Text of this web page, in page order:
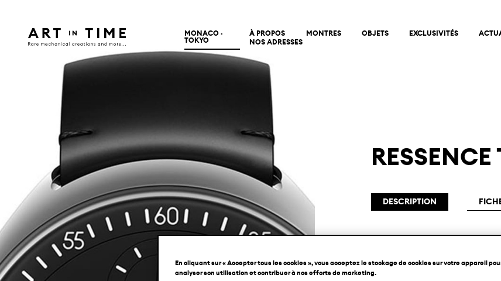
MONACO ·
TOKYO
À PROPOS MONTRES OBJETS EXCLUSIVITÉS
NOS ADRESSES
RESSENCE
DESCRIPTION
La Type 1 Slim est à ce jour
nettement du reste de la
En cliquant sur « Accepter tous les cookies », vous acceptez le stockage de cookies sur votre appareil
analyser son utilisation et contribuer à nos efforts de marketing.